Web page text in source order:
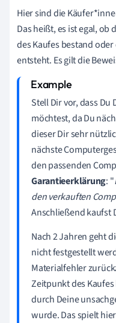
Hier sind die
Das heißt, es ist egal,
des Kaufes bestand
entsteht. Es gilt die
Stell Dir vor, dass
möchtest, da Du
dieser Dir sehr
nächste
den passenden
Garantieerklärung: "
den verkauften
Anschließend kaufst
Nach 2 Jahren geht
nicht festgestellt
Materialfehler
Zeitpunkt des
durch Deine
wurde. Das spielt